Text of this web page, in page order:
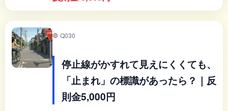
🛑 Q030
停止線がかすれて見えにくくても、
「止まれ」の標識があったら？｜反
則金5,000円